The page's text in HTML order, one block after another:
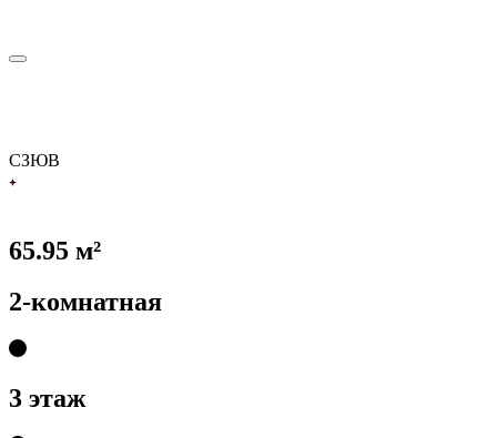
СЗЮВ
65.95 м²
2-комнатная
3 этаж